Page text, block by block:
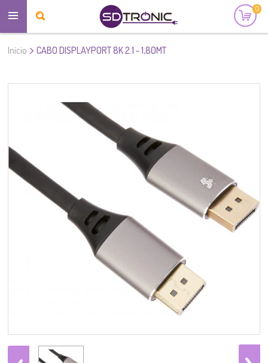
0
Início CABO DISPLAYPORT 8K 2.1 - 1,80MT